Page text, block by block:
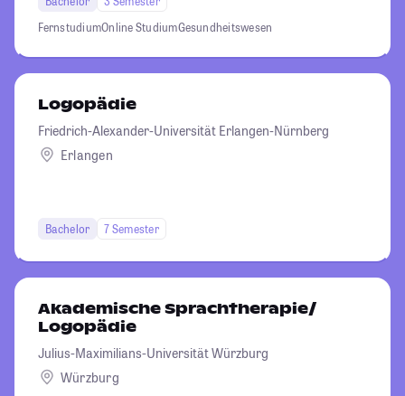
FernstudiumOnline StudiumGesundheitswesen
Logopädie
Friedrich-Alexander-Universität Erlangen-Nürnberg
Erlangen
Bachelor 7 Semester
Akademische Sprachtherapie/
Logopädie
Julius-Maximilians-Universität Würzburg
Würzburg